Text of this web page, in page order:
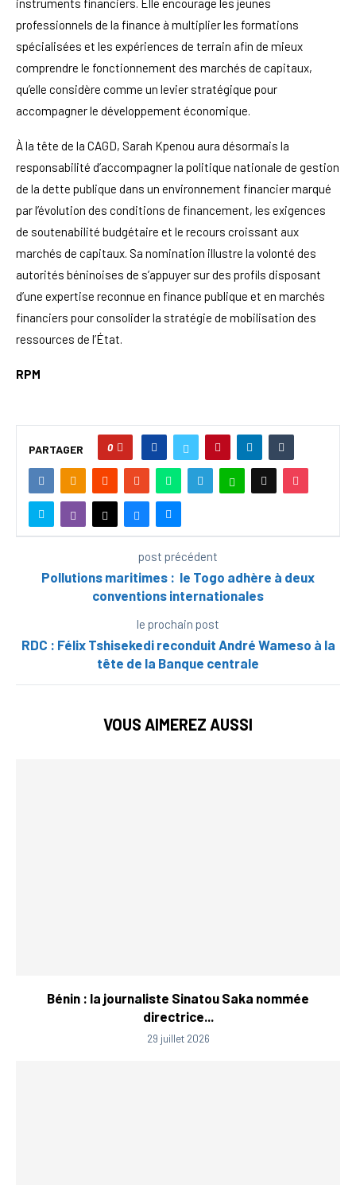
instruments financiers. Elle encourage les jeunes
professionnels de la finance à multiplier les formations
spécialisées et les expériences de terrain afin de mieux
comprendre le fonctionnement des marchés de capitaux,
qu’elle considère comme un levier stratégique pour
accompagner le développement économique.
À la tête de la CAGD, Sarah Kpenou aura désormais la
responsabilité d’accompagner la politique nationale de gestion
de la dette publique dans un environnement financier marqué
par l’évolution des conditions de financement, les exigences
de soutenabilité budgétaire et le recours croissant aux
marchés de capitaux. Sa nomination illustre la volonté des
autorités béninoises de s’appuyer sur des profils disposant
d’une expertise reconnue en finance publique et en marchés
financiers pour consolider la stratégie de mobilisation des
ressources de l’État.
RPM
PARTAGER 0
post précédent
Pollutions maritimes : le Togo adhère à deux
conventions internationales
le prochain post
RDC : Félix Tshisekedi reconduit André Wameso à la
tête de la Banque centrale
VOUS AIMEREZ AUSSI
Bénin : la journaliste Sinatou Saka nommée
directrice...
29 juillet 2026